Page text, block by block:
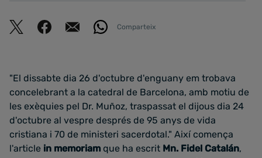
Comparteix
"El dissabte dia 26 d'octubre d'enguany em trobava
concelebrant a la catedral de Barcelona, amb motiu de
les exèquies pel Dr. Muñoz, traspassat el dijous dia 24
d'octubre al vespre després de 95 anys de vida
cristiana i 70 de ministeri sacerdotal." Així comença
l'article in memoriam que ha escrit Mn. Fidel Catalán,